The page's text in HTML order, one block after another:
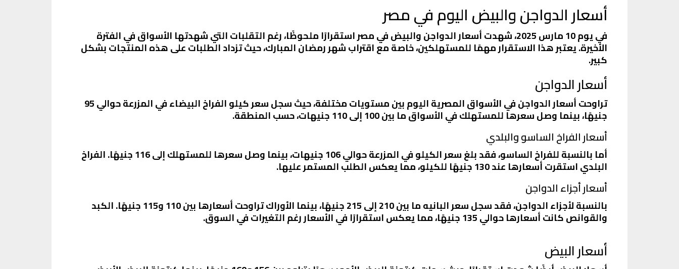
أسعار الدواجن والبيض اليوم في مصر
في يوم 10 مارس 2025، شهدت أسعار الدواجن والبيض في مصر استقرارًا ملحوظًا، رغم التقلبات التي شهدتها الأسواق في الفترة
الأخيرة. يعتبر هذا الاستقرار مهمًا للمستهلكين، خاصة مع اقتراب شهر رمضان المبارك، حيث تزداد الطلبات على هذه المنتجات بشكل
كبير.
أسعار الدواجن
تراوحت أسعار الدواجن في الأسواق المصرية اليوم بين مستويات مختلفة، حيث سجل سعر كيلو الفراخ البيضاء في المزرعة حوالي 95
جنيهًا، بينما وصل سعرها للمستهلك في الأسواق ما بين 100 إلى 110 جنيهات، حسب المنطقة.
أسعار الفراخ الساسو والبلدي
أما بالنسبة للفراخ الساسو، فقد بلغ سعر الكيلو في المزرعة حوالي 106 جنيهات، بينما وصل سعرها للمستهلك إلى 116 جنيهًا. الفراخ
البلدي استقرت أسعارها عند 130 جنيهًا للكيلو، مما يعكس الطلب المستمر عليها.
أسعار أجزاء الدواجن
بالنسبة لأجزاء الدواجن، فقد سجل سعر البانيه ما بين 210 إلى 215 جنيهًا، بينما الأوراك تراوحت أسعارها بين 110 و115 جنيهًا. الكبد
والقوانص كانت أسعارها حوالي 135 جنيهًا، مما يعكس استقرارًا في الأسعار رغم التغيرات في السوق.
أسعار البيض